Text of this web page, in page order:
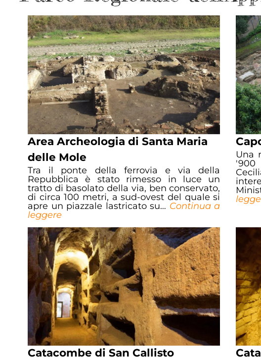
Area Archeologia di Santa Maria
delle Mole
Tra il ponte della ferrovia e via della
Repubblica è stato rimesso in luce un
tratto di basolato della via, ben conservato,
di circa 100 metri, a sud-ovest del quale si
apre un piazzale lastricato su… Continua a
leggere
Una
'900
Catacombe di San Callisto